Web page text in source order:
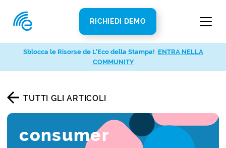
RICHIEDI DEMO
TUTTI GLI ARTICOLI
consumer
Sblocca le Risorse de L’Eco della Stampa! ENTRA NELLA
COMMUNITY